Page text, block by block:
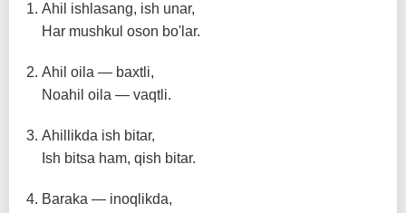
Ahil ishlasang, ish unar,
Har mushkul oson bo'lar.
Ahil oila — baxtli,
Noahil oila — vaqtli.
Ahillikda ish bitar,
Ish bitsa ham, qish bitar.
Baraka — inoqlikda,